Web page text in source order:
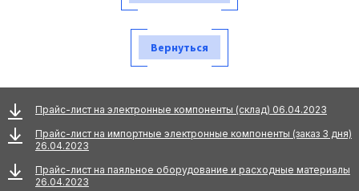
Вернуться
Прайс-лист на электронные компоненты (склад) 06.04.2023
Прайс-лист на импортные электронные компоненты (заказ 3 дня)
26.04.2023
Прайс-лист на паяльное оборудование и расходные материалы
26.04.2023